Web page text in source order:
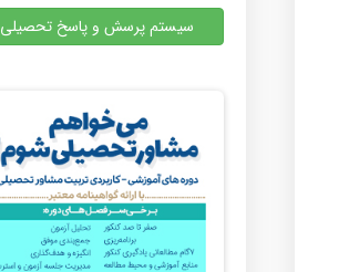
سیستم پرسش و پاسخ تحصیلی